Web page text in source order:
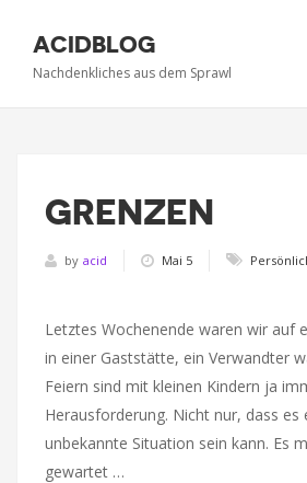
ACIDBLOG
Nachdenkliches aus dem Sprawl
GRENZEN
by acid Mai 5
Letztes Wochenende waren wir auf
in einer Gaststätte, ein Verwandter
Feiern sind mit kleinen Kindern ja
Herausforderung. Nicht nur, dass es
unbekannte Situation sein kann. Es
gewartet …